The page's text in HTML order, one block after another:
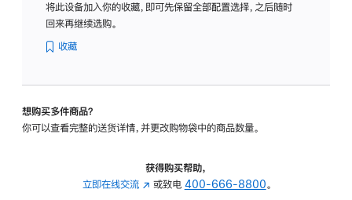
璃
转
的
将此设备加入你的收藏，即可先保留全部配置选择，之后随时
回来再继续选购。
收藏
想购买多件商品？
你可以查看完整的送货详情，并更改购物袋中的商品数量。
获得购买帮助，
立即在线交流 (在 或致电 400-666-8800。